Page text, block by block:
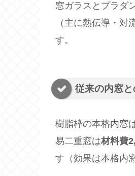
窓ガラスとプラダ
（主に熱伝導・
す。
従来の内窓
樹脂枠の本格内窓
易二重窓は材料費
す（効果は本格内